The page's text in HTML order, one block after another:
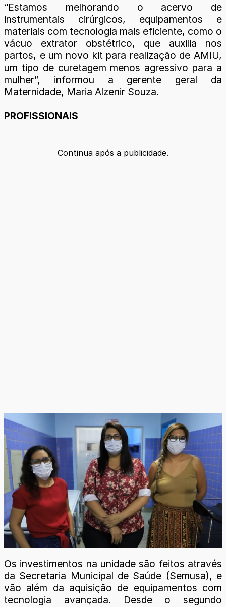
“Estamos melhorando o acervo de
instrumentais cirúrgicos, equipamentos e
materiais com tecnologia mais eficiente, como o
vácuo extrator obstétrico, que auxilia nos
partos, e um novo kit para realização de AMIU,
um tipo de curetagem menos agressivo para a
mulher”, informou a gerente geral da
Maternidade, Maria Alzenir Souza.
PROFISSIONAIS
Continua após a publicidade.
Os investimentos na unidade são feitos através
da Secretaria Municipal de Saúde (Semusa), e
vão além da aquisição de equipamentos com
tecnologia avançada. Desde o segundo